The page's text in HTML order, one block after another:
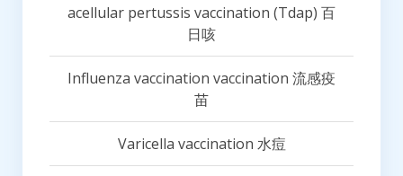
acellular pertussis vaccination (Tdap) 百
日咳
Influenza vaccination vaccination 流感疫
苗
Varicella vaccination 水痘